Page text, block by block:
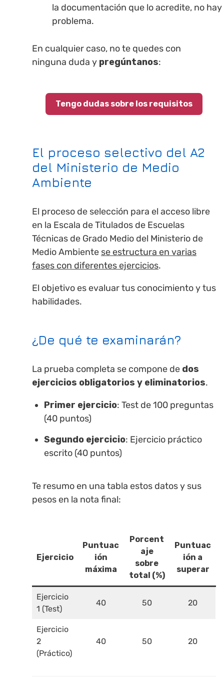
la documentación que lo acredite, no hay
problema.
En cualquier caso, no te quedes con
ninguna duda y pregúntanos:
Tengo dudas sobre los requisitos
El proceso selectivo del A2
del Ministerio de Medio
Ambiente
El proceso de selección para el acceso libre
en la Escala de Titulados de Escuelas
Técnicas de Grado Medio del Ministerio de
Medio Ambiente se estructura en varias
fases con diferentes ejercicios.
El objetivo es evaluar tus conocimiento y tus
habilidades.
¿De qué te examinarán?
La prueba completa se compone de dos
ejercicios obligatorios y eliminatorios.
Primer ejercicio: Test de 100 preguntas
(40 puntos)
Segundo ejercicio: Ejercicio práctico
escrito (40 puntos)
Te resumo en una tabla estos datos y sus
pesos en la nota final:
Ejercicio
Puntuac
ión
máxima
Porcent
aje
sobre
total (%)
Puntuac
ión a
superar
Ejercicio
1 (Test)
40 50 20
Ejercicio
2
(Práctico)
40 50 20